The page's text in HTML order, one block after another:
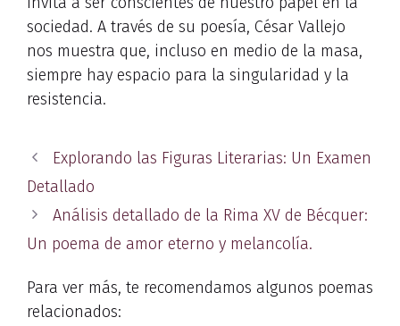
sociedad. A través de su poesía, César Vallejo
nos muestra que, incluso en medio de la masa,
siempre hay espacio para la singularidad y la
resistencia.
Explorando las Figuras Literarias: Un Examen
Detallado
Análisis detallado de la Rima XV de Bécquer:
Un poema de amor eterno y melancolía.
Para ver más, te recomendamos algunos poemas
relacionados: